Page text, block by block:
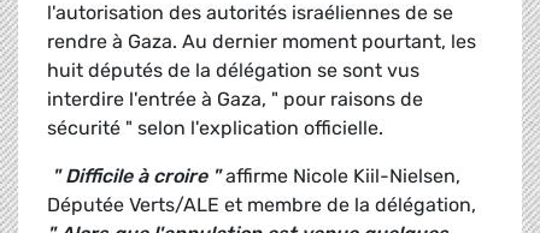
l'autorisation des autorités israéliennes de se
rendre à Gaza. Au dernier moment pourtant, les
huit députés de la délégation se sont vus
interdire l'entrée à Gaza, " pour raisons de
sécurité " selon l'explication officielle.
" Difficile à croire "affirme Nicole Kiil-Nielsen,
Députée Verts/ALE et membre de la délégation,